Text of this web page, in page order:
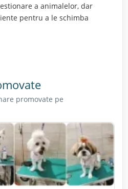
a animalelor, dar
pentru a le schimba
promovate pe